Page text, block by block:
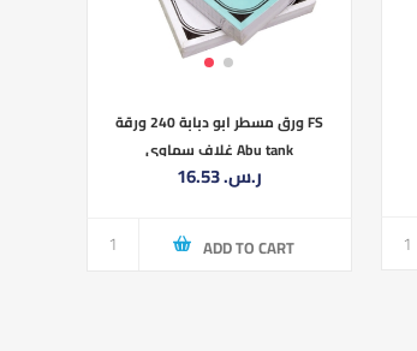
ورق مسطر ابو دبابة 240 ورقة FS
غلاف سماوي Abu tank
16.53 ر.س.‏
ADD TO CART